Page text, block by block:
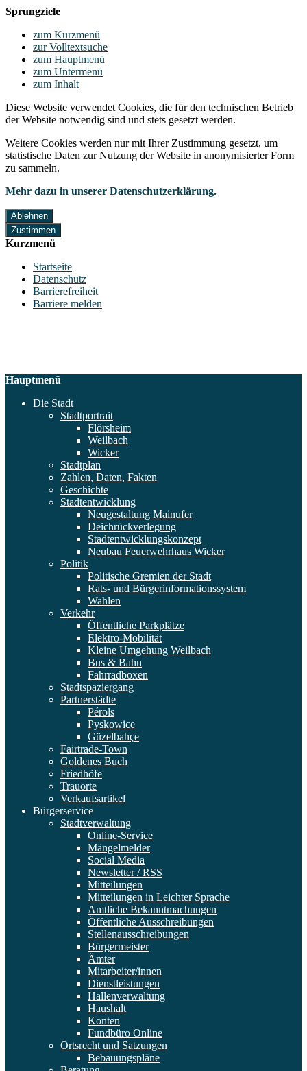
Sprungziele
zum Kurzmenü
zur Volltextsuche
zum Hauptmenü
zum Untermenü
zum Inhalt
Diese Website verwendet Cookies, die für den technischen Betrieb
der Website notwendig sind und stets gesetzt werden.
Weitere Cookies werden nur mit Ihrer Zustimmung gesetzt, um
statistische Daten zur Nutzung der Website in anonymisierter Form
zu sammeln.
Mehr dazu in unserer Datenschutzerklärung.
Ablehnen
Zustimmen
Kurzmenü
Startseite
Datenschutz
Barrierefreiheit
Barriere melden
Hauptmenü
Die Stadt
Stadtportrait
Flörsheim
Weilbach
Wicker
Stadtplan
Zahlen, Daten, Fakten
Geschichte
Stadtentwicklung
Neugestaltung Mainufer
Deichrückverlegung
Stadtentwicklungskonzept
Neubau Feuerwehrhaus Wicker
Politik
Politische Gremien der Stadt
Rats- und Bürgerinformationssystem
Wahlen
Verkehr
Öffentliche Parkplätze
Elektro-Mobilität
Kleine Umgehung Weilbach
Bus & Bahn
Fahrradboxen
Stadtspaziergang
Partnerstädte
Pérols
Pyskowice
Güzelbahçe
Fairtrade-Town
Goldenes Buch
Friedhöfe
Trauorte
Verkaufsartikel
Bürgerservice
Stadtverwaltung
Online-Service
Mängelmelder
Social Media
Newsletter / RSS
Mitteilungen
Mitteilungen in Leichter Sprache
Amtliche Bekanntmachungen
Öffentliche Ausschreibungen
Stellenausschreibungen
Bürgermeister
Ämter
Mitarbeiter/innen
Dienstleistungen
Hallenverwaltung
Haushalt
Konten
Fundbüro Online
Ortsrecht und Satzungen
Bebauungspläne